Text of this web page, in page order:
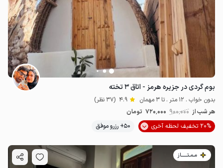
بوم گردی در جزیره هرمز - اتاق ۳ تخته
بدون خواب . 12 متر . تا 3 مهمان 4.9 (37 نظر)
هر شب از 900٬000 720٬000 تومان
20% تخفیف لحظه آخری
50+ رزرو موفق
مـمـتــــــاز